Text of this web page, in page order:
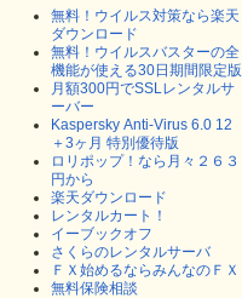
無料！ウイルス対策なら楽天
ダウンロード
無料！ウイルスバスターの全
機能が使える30日期間限定版
月額300円でSSLレンタルサ
ーバー
Kaspersky Anti-Virus 6.0 12
＋3ヶ月 特別優待版
ロリポップ！なら月々２６３
円から
楽天ダウンロード
レンタルカート！
イーブックオフ
さくらのレンタルサーバ
ＦＸ始めるならみんなのＦＸ
無料保険相談